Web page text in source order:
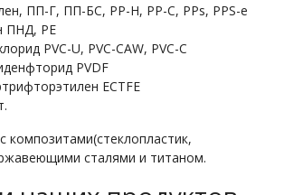
ПП-Г, ПП-БС, PP-H, PP-C, PPs, PPS-e
ПНД, PE
PVC-U, PVC-CAW, PVC-C
PVDF
ECTFE
композитами(стеклопластик,
сталями и титаном.